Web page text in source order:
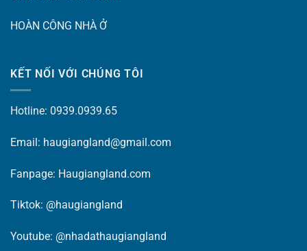
HOÀN CÔNG NHÀ Ở
KẾT NỐI VỚI CHÚNG TÔI
Hotline: 0939.0939.65
Email: haugiangland@gmail.com
Fanpage: Haugiangland.com
Tiktok: @haugiangland
Youtube: @nhadathaugiangland